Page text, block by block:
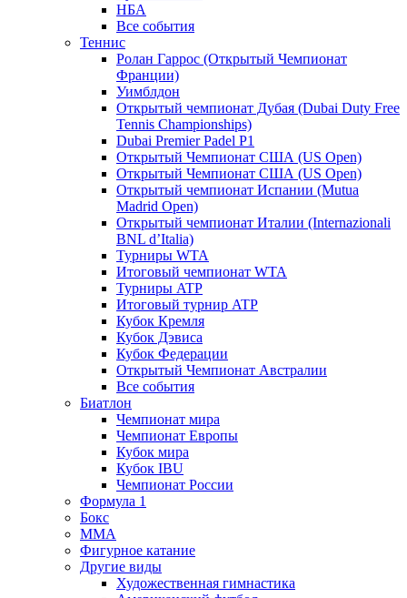
НБА
Все события
Теннис
Ролан Гаррос (Открытый Чемпионат
Франции)
Уимблдон
Открытый чемпионат Дубая (Dubai Duty Free
Tennis Championships)
Dubai Premier Padel P1
Открытый Чемпионат США (US Open)
Открытый Чемпионат США (US Open)
Открытый чемпионат Испании (Mutua
Madrid Open)
Открытый чемпионат Италии (Internazionali
BNL d’Italia)
Турниры WTA
Итоговый чемпионат WTA
Турниры ATP
Итоговый турнир ATP
Кубок Кремля
Кубок Дэвиса
Кубок Федерации
Открытый Чемпионат Австралии
Все события
Биатлон
Чемпионат мира
Чемпионат Европы
Кубок мира
Кубок IBU
Чемпионат России
Формула 1
Бокс
MMA
Фигурное катание
Другие виды
Художественная гимнастика